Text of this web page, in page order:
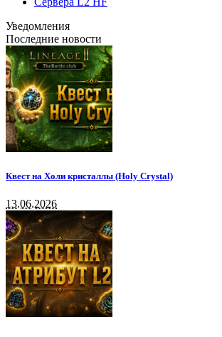
Уведомления
Последние новости
Квест на Холи кристаллы (Holy Crystal)
13.06.2026